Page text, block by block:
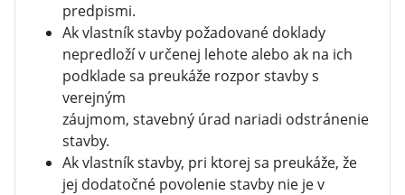
predpismi.
Ak vlastník stavby požadované doklady
nepredloží v určenej lehote alebo ak na ich
podklade sa preukáže rozpor stavby s
verejným
záujmom, stavebný úrad nariadi odstránenie
stavby.
Ak vlastník stavby, pri ktorej sa preukáže, že
jej dodatočné povolenie stavby nie je v